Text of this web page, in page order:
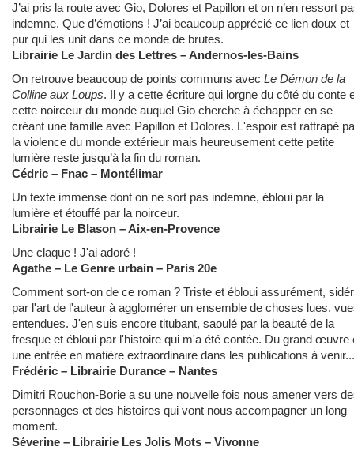
J’ai pris la route avec Gio, Dolores et Papillon et on n’en ressort
indemne. Que d’émotions ! J’ai beaucoup apprécié ce lien doux et
pur qui les unit dans ce monde de brutes.
Librairie Le Jardin des Lettres – Andernos-les-Bains
On retrouve beaucoup de points communs avec Le Démon de la
Colline aux Loups. Il y a cette écriture qui lorgne du côté du conte
cette noirceur du monde auquel Gio cherche à échapper en se
créant une famille avec Papillon et Dolores. L'espoir est rattrapé
la violence du monde extérieur mais heureusement cette petite
lumière reste jusqu’à la fin du roman.
Cédric – Fnac – Montélimar
Un texte immense dont on ne sort pas indemne, ébloui par la
lumière et étouffé par la noirceur.
Librairie Le Blason – Aix-en-Provence
Une claque ! J'ai adoré !
Agathe – Le Genre urbain – Paris 20e
Comment sort-on de ce roman ? Triste et ébloui assurément,
par l'art de l'auteur à agglomérer un ensemble de choses lues,
entendues. J'en suis encore titubant, saoulé par la beauté de la
fresque et ébloui par l'histoire qui m'a été contée. Du grand œuvre
une entrée en matière extraordinaire dans les publications à venir...
Frédéric – Librairie Durance – Nantes
Dimitri Rouchon-Borie a su une nouvelle fois nous amener vers
personnages et des histoires qui vont nous accompagner un long
moment.
Séverine – Librairie Les Jolis Mots – Vivonne